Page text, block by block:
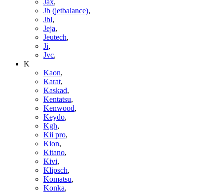
Jb (jetbalance),
Jbl,
Jeja,
Jeutech,
Ji,
Jvc,
K
Kaon,
Karat,
Kaskad,
Kentatsu,
Kenwood,
Keydo,
Kgh,
Kii pro,
Kion,
Kitano,
Kivi,
Klipsch,
Komatsu,
Konka,